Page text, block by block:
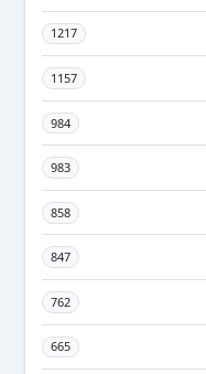
1217
1157
984
983
858
847
762
665